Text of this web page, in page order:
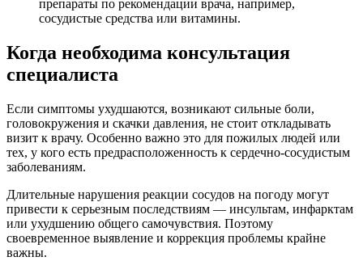
препараты по рекомендации врача, например,
сосудистые средства или витамины.
Когда необходима консультация
специалиста
Если симптомы ухудшаются, возникают сильные боли,
головокружения и скачки давления, не стоит откладывать
визит к врачу. Особенно важно это для пожилых людей или
тех, у кого есть предрасположенность к сердечно-сосудистым
заболеваниям.
Длительные нарушения реакции сосудов на погоду могут
привести к серьезным последствиям — инсультам, инфарктам
или ухудшению общего самочувствия. Поэтому
своевременное выявление и коррекция проблемы крайне
важны.